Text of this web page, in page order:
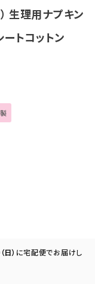
生理用ナプキン
トコットン
） に宅配便でお届けし